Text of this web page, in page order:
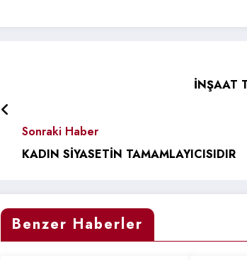
İNŞAAT
Sonraki Haber
KADIN SİYASETİN TAMAMLAYICISIDIR
Benzer Haberler